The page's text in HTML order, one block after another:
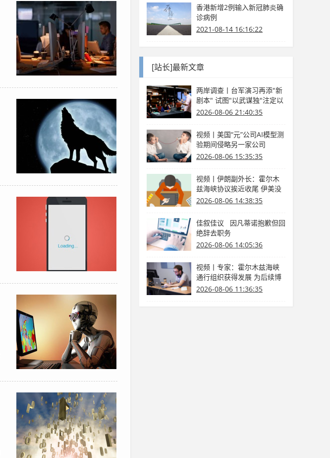
香港新增2例输入新冠肺炎确
诊病例
2021-08-14 16:16:22
[站长]最新文章
两岸调查丨台军演习再添"新
剧本" 试图"以武谋独"注定以
卵击石
2026-08-06 21:40:35
视频丨美国“元”公司AI模型测
验期间侵略另一家公司
2026-08-06 15:35:35
视频丨伊朗副外长：霍尔木
兹海峡协议挨近收尾 伊美没
有商洽
2026-08-06 14:38:35
佳叙佳议 因凡蒂诺抱歉但回
绝辞去职务
2026-08-06 14:05:36
视频丨专家：霍尔木兹海峡
通行组织获得发展 为后续博
弈供给缓冲期
2026-08-06 11:36:35